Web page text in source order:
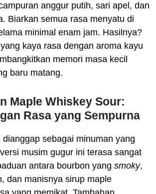
anggur putih, sari apel, dan
Biarkan semua rasa menyatu di
minimal enam jam. Hasilnya?
kaya rasa dengan aroma kayu
memori masa kecil
baru matang.
Maple Whiskey Sour:
Rasa yang Sempurna
sebagai minuman yang
musim gugur ini terasa sangat
antara bourbon yang smoky,
dan manisnya sirup maple